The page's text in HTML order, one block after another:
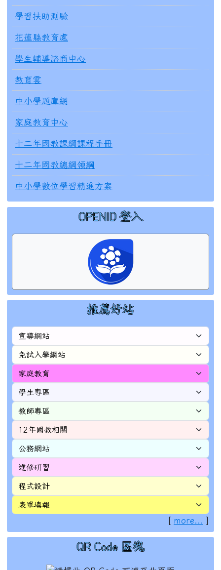
學習扶助測驗
花蓮縣教育處
學生輔導諮商中心
教育雲
中小學題庫網
家庭教育中心
十二年國教課綱課程手冊
十二年國教總綱領綱
中小學數位學習精進方案
右邊區域內容OPENID 登入
推薦好站
[ more... ]
QR Code 區塊